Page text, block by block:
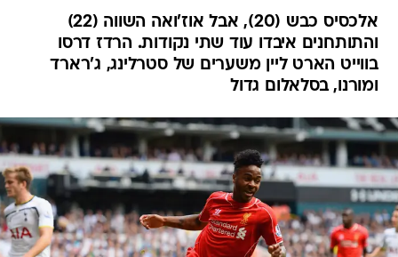
אלכסיס כבש (20), אבל אוז'ואה השווה (22)
והתותחנים איבדו עוד שתי נקודות. הרדז דרסו
בווייט הארט ליין משערים של סטרלינג, ג'רארד
ומורנו, בסלאלום גדול